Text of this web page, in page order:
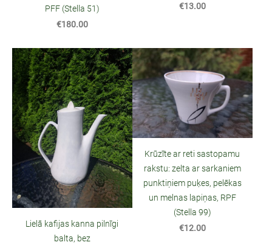
PFF (Stella 51)
€180.00
€13.00
Lielā kafijas kanna pilnīgi
balta, bez
Krūzīte ar reti sastopamu
rakstu: zelta ar sarkaniem
punktiņiem puķes, pelēkas
un melnas lapiņas, RPF
(Stella 99)
€12.00